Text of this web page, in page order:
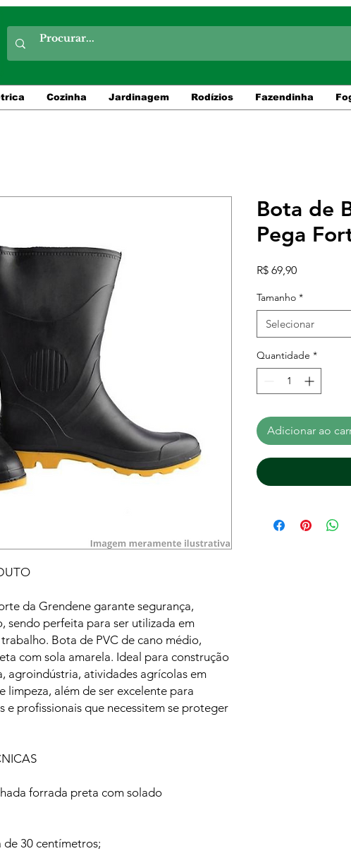
Cozinha Jardinagem Rodízios Fazendinha
da Grendene garante segurança,
sendo perfeita para ser utilizada em
Bota de PVC de cano médio,
com sola amarela. Ideal para construção
agroindústria, atividades agrícolas em
limpeza, além de ser excelente para
e profissionais que necessitem se proteger
forrada preta com solado
30 centímetros;
Bota de
Pega
R$ 69,90Preço
Tamanho *
Selecionar
Quantidade *
Adicionar ao